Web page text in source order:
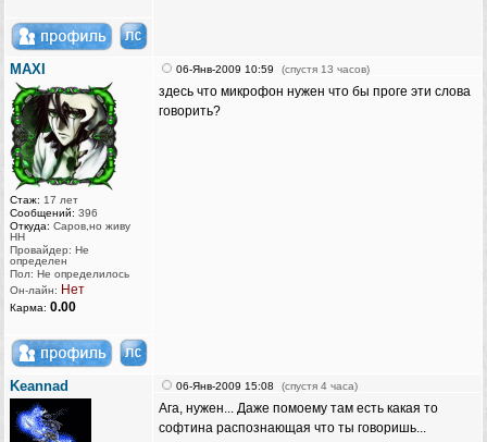
MAXI
Стаж: 17 лет
Сообщений: 396
Откуда: Саров,но живу
НН
Провайдер: Не
определен
Пол: Не определилось
Он-лайн: Нет
Карма: 0.00
06-Янв-2009 10:59 (спустя 13 часов)
здесь что микрофон нужен что бы проге эти слова
говорить?
Keannad 06-Янв-2009 15:08 (спустя 4 часа)
Ага, нужен... Даже помоему там есть какая то
софтина распознающая что ты говоришь...